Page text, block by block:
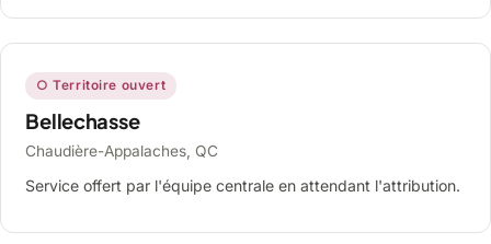
○ Territoire ouvert
Bellechasse
Chaudière-Appalaches, QC
Service offert par l'équipe centrale en attendant l'attribution.